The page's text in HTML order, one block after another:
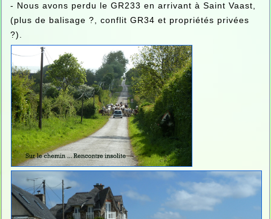
- Nous avons perdu le GR233 en arrivant à Saint Vaast,
(plus de balisage ?, conflit GR34 et propriétés privées
?).